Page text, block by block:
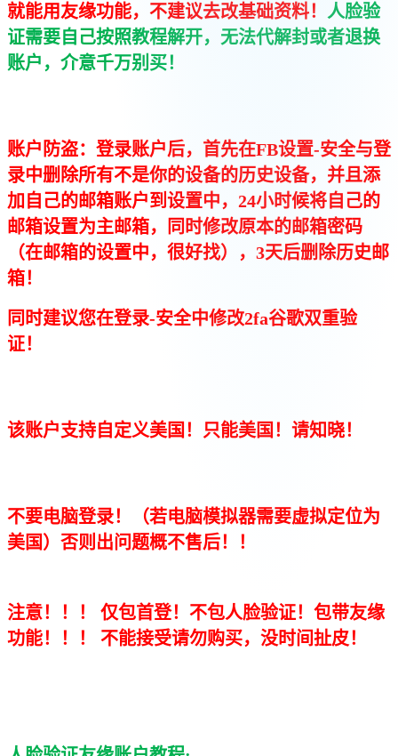
就能用友缘功能，不建议去改基础资料！ 人脸验
证需要自己按照教程解开，无法代解封或者退换
账户，介意千万别买！
账户防盗：登录账户后，首先在FB设置-安全与登
录中删除所有不是你的设备的历史设备，并且添
加自己的邮箱账户到设置中，24小时候将自己的
邮箱设置为主邮箱，同时修改原本的邮箱密码
（在邮箱的设置中，很好找），3天后删除历史邮
箱！
同时建议您在登录-安全中修改2fa谷歌双重验
证！
该账户支持自定义美国！只能美国！请知晓！
不要电脑登录！（若电脑模拟器需要虚拟定位为
美国）否则出问题概不售后！！
注意！！！ 仅包首登！不包人脸验证！包带友缘
功能！！！ 不能接受请勿购买，没时间扯皮！